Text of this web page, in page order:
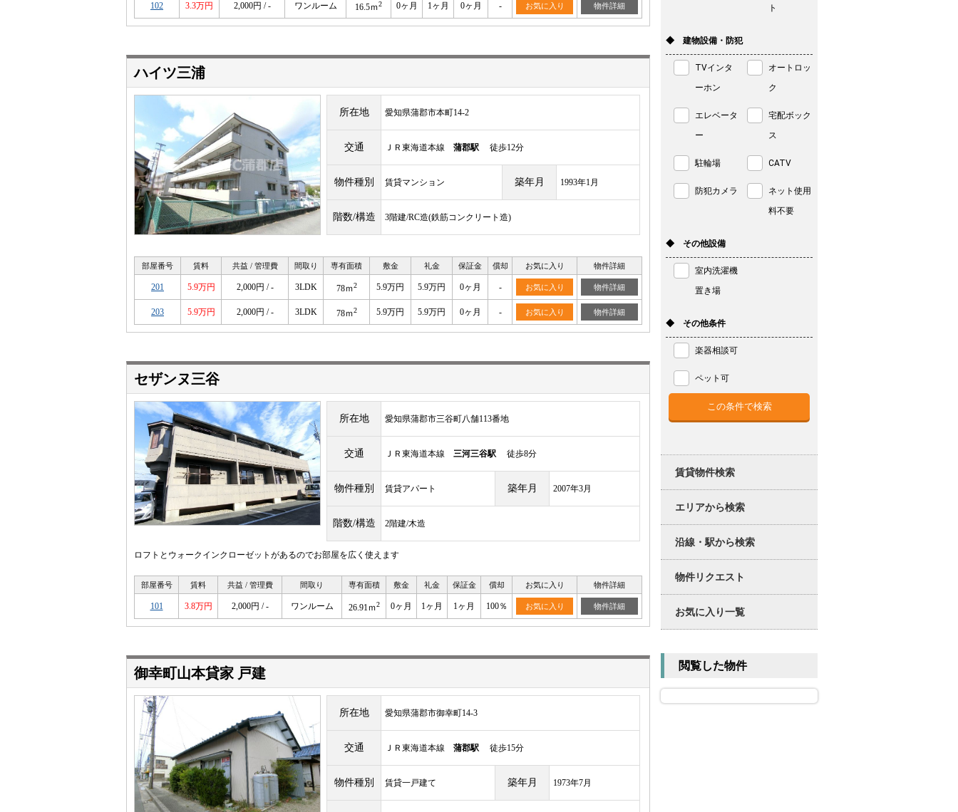
102 3.3万円 2,000円 / - ワンルーム 16.5ｍ2 0ヶ月 1ヶ月 0ヶ月 - お気に入り 物件詳細
ハイツ三浦
所在地 愛知県蒲郡市本町14-2
交通 ＪＲ東海道本線 蒲郡駅 徒歩12分
物件種別 賃貸マンション 築年月 1993年1月
階数/構造 3階建/RC造(鉄筋コンクリート造)
部屋番号 賃料 共益 / 管理費 間取り 専有面積 敷金 礼金 保証金 償却 お気に入り 物件詳細
201 5.9万円 2,000円 / - 3LDK 78ｍ2 5.9万円 5.9万円 0ヶ月 - お気に入り 物件詳細
203 5.9万円 2,000円 / - 3LDK 78ｍ2 5.9万円 5.9万円 0ヶ月 - お気に入り 物件詳細
セザンヌ三谷
所在地 愛知県蒲郡市三谷町八舗113番地
交通 ＪＲ東海道本線 三河三谷駅 徒歩8分
物件種別 賃貸アパート 築年月 2007年3月
階数/構造 2階建/木造
ロフトとウォークインクローゼットがあるのでお部屋を広く使えます
部屋番号 賃料 共益 / 管理費 間取り 専有面積 敷金 礼金 保証金 償却 お気に入り 物件詳細
101 3.8万円 2,000円 / - ワンルーム 26.91ｍ2 0ヶ月 1ヶ月 1ヶ月 100％ お気に入り 物件詳細
御幸町山本貸家 戸建
所在地 愛知県蒲郡市御幸町14-3
交通 ＪＲ東海道本線 蒲郡駅 徒歩15分
物件種別 賃貸一戸建て 築年月 1973年7月
ト
◆ 建物設備・防犯
TVインタ
ーホン
オートロッ
ク
エレベータ
ー
宅配ボック
ス
駐輪場 CATV
防犯カメラ
ネット使用
料不要
◆ その他設備
室内洗濯機
置き場
◆ その他条件
楽器相談可
ペット可
賃貸物件検索
エリアから検索
沿線・駅から検索
物件リクエスト
お気に入り一覧
閲覧した物件